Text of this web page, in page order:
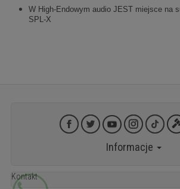
W High-Endowym audio JEST miejsce na
SPL-X
Informacje
Kontakt